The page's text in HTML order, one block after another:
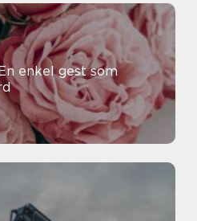
enkel gest som